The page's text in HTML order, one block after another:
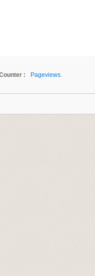
:
Pageviews.